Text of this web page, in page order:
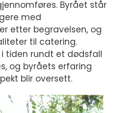
Byrået står
med
etter begravelsen, og
til catering.
tiden rundt et dødsfall
og byråets erfaring
blir oversett.